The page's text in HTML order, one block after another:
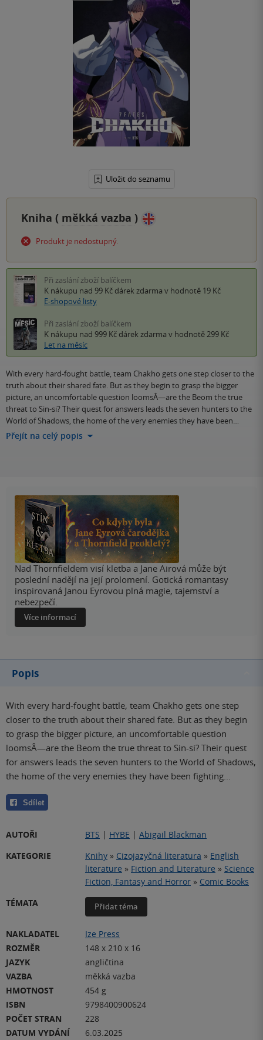
Uložit do seznamu
Kniha ( měkká vazba )
Produkt je nedostupný.
Při zaslání zboží balíčkem
K nákupu nad 99 Kč dárek zdarma v hodnotě 19 Kč
E-shopové listy
Při zaslání zboží balíčkem
K nákupu nad 999 Kč dárek zdarma v hodnotě 299 Kč
Let na měsíc
With every hard-fought battle, team Chakho gets one step closer to the
truth about their shared fate. But as they begin to grasp the bigger
picture, an uncomfortable question loomsÂ—are the Beom the true
threat to Sin-si? Their quest for answers leads the seven hunters to the
World of Shadows, the home of the very enemies they have been…
Přejít na celý popis
Nad Thornfieldem visí kletba a Jane Airová může být
poslední nadějí na její prolomení. Gotická romantasy
inspirovaná Janou Eyrovou plná magie, tajemství a
nebezpečí.
Více informací
Popis
With every hard-fought battle, team Chakho gets one step
closer to the truth about their shared fate. But as they begin
to grasp the bigger picture, an uncomfortable question
loomsÂ—are the Beom the true threat to Sin-si? Their quest
for answers leads the seven hunters to the World of Shadows,
the home of the very enemies they have been fighting...
Sdílet
AUTOŘI BTS | HYBE | Abigail Blackman
KATEGORIE
Knihy » Cizojazyčná literatura » English
literature » Fiction and Literature » Science
Fiction, Fantasy and Horror » Comic Books
TÉMATA
Přidat téma
NAKLADATEL
Ize Press
ROZMĚR
148 x 210 x 16
JAZYK
angličtina
VAZBA
měkká vazba
HMOTNOST
454 g
ISBN
9798400900624
POČET STRAN
228
DATUM VYDÁNÍ
6.03.2025